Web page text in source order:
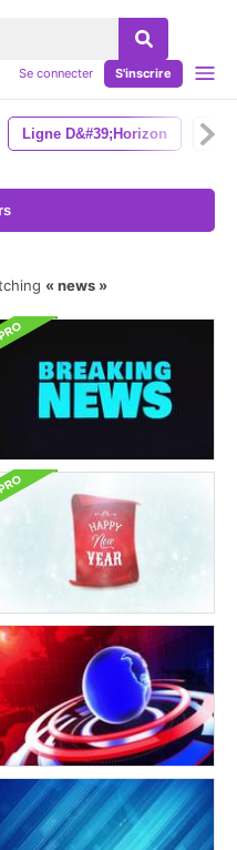
Se connecter S'inscrire
Ligne D&#39;horizon Nyc
news